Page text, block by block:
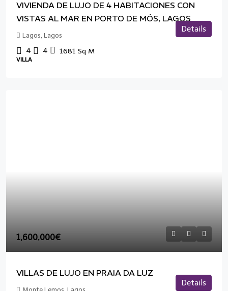
VIVIENDA DE LUJO DE 4 HABITACIONES CON
VISTAS AL MAR EN PORTO DE MÓS, LAGOS
Lagos, Lagos
4 4 1681 Sq M
VILLA
Details
1,600,000€
VILLAS DE LUJO EN PRAIA DA LUZ
Details